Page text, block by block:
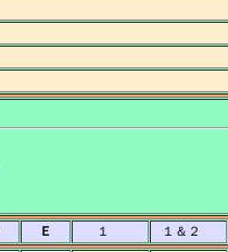
Ｅ １ １＆２